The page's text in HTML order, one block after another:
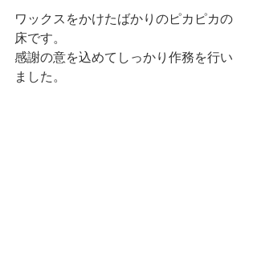
ワックスをかけたばかりのピカピカの
床です。
感謝の意を込めてしっかり作務を行い
ました。